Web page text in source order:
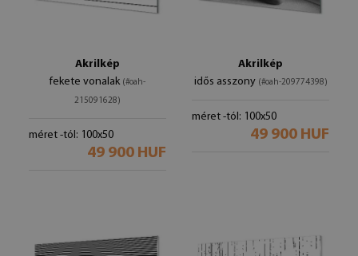
Akrilkép
fekete vonalak (#oah-
215091628)
méret -tól: 100x50
49 900 HUF
Akrilkép
idős asszony (#oah-209774398)
méret -tól: 100x50
49 900 HUF